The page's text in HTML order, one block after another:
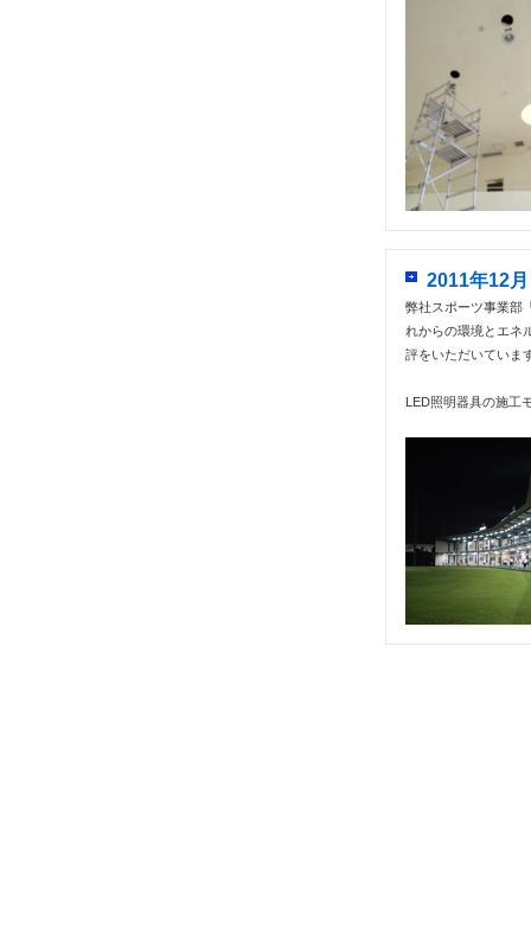
2011年12
弊社スポーツ事業部
れからの環境とエネ
評をいただいていま
LED照明器具の施工